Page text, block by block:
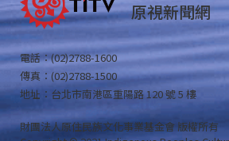
原視新聞網
電話：(02)2788-1600
傳真：(02)2788-1500
地址：台北市南港區重陽路 120 號 5 樓
財團法人原住民族文化事業基金會 版權所有